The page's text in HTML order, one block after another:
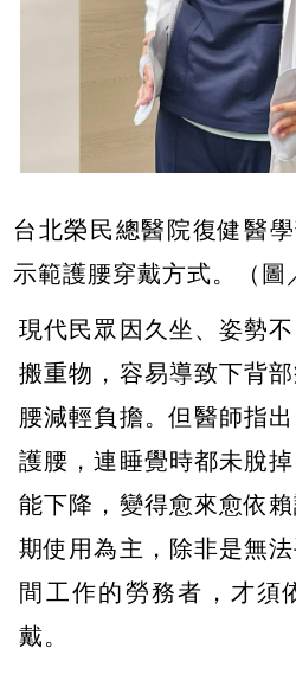
台北榮民總醫院復健醫
示範護腰穿戴方式。（圖
現代民眾因久坐、姿勢
搬重物，容易導致下背
腰減輕負擔。但醫師指
護腰，連睡覺時都未脫
能下降，變得愈來愈依
期使用為主，除非是無
間工作的勞務者，才須
戴。